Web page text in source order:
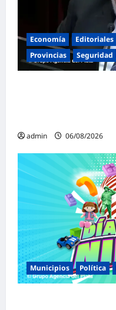
Economía Editoriales
Provincias
Seguridad
admin 06/08/2026
Municipios Política